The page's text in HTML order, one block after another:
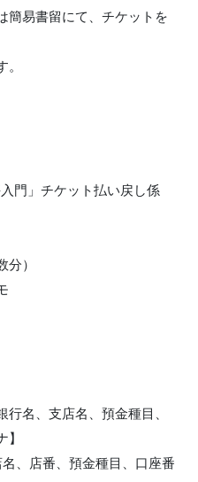
簡易書留にて、チケットを
門」チケット払い戻し係
）
行名、支店名、預金種目、
、店番、預金種目、口座番